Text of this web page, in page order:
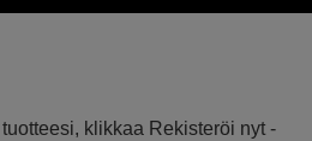
klikkaa Rekisteröi nyt -